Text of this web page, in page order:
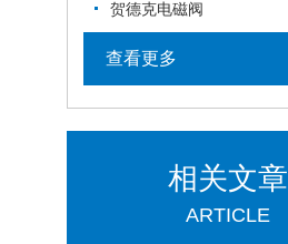
贺德克电磁阀
查看更多
相关文章
ARTICLE